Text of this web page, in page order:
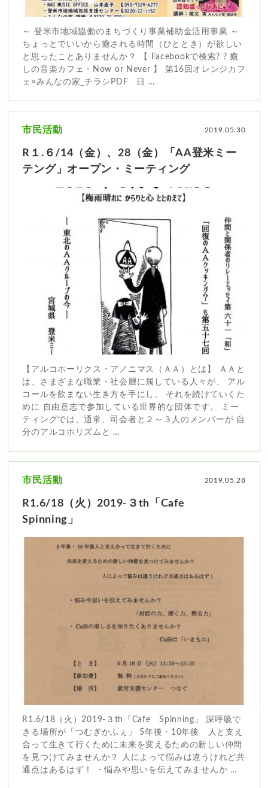
～ 登米市地域協働のまちづくり事業補助金活用事業 ～
ちょっとでいいから癒される時間（ひととき）が欲しい
と思ったことありませんか？ 【 Facebookで検索? ? 癒
しの音楽カフェ・Now or Never 】 第16回オレンジカフ
ェ×みんなの家_チラシPDF 日 …
2019.05.30
市民活動
R１.６/14（金）、28（金）「AA登米ミー
テング」オープン・ミーティング
【アルコホーリクス・アノニマス（ＡＡ）とは】 ＡＡと
は、さまざまな職業・社会層に属している人々が、 アル
コールを飲まない生き方を手にし、 それを続けていくた
めに 自由意志で参加している世界的な団体です。 ミー
ティングでは、通常、司会者と２～３人のメンバーが 自
分のアルコホリズムと …
2019.05.28
市民活動
R1.6/18（火）2019-３th「Cafe
Spinning」
R1.6/18（火）2019-３th「Cafe Spinning」 深呼吸で
きる場所が「つむぎかふぇ」 5年後・10年後 人と支え
合って生きて行くために未来を変えるための新しい仲間
を見つけてみませんか？ 人によって悩みは違うけれど共
通点はあるはず！ ・悩みや思いを伝えてみませんか …